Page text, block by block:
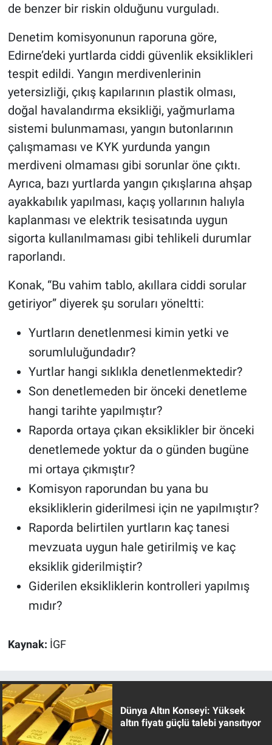
de benzer bir riskin olduğunu vurguladı.
Denetim komisyonunun raporuna göre,
Edirne’deki yurtlarda ciddi güvenlik eksiklikleri
tespit edildi. Yangın merdivenlerinin
yetersizliği, çıkış kapılarının plastik olması,
doğal havalandırma eksikliği, yağmurlama
sistemi bulunmaması, yangın butonlarının
çalışmaması ve KYK yurdunda yangın
merdiveni olmaması gibi sorunlar öne çıktı.
Ayrıca, bazı yurtlarda yangın çıkışlarına ahşap
ayakkabılık yapılması, kaçış yollarının halıyla
kaplanması ve elektrik tesisatında uygun
sigorta kullanılmaması gibi tehlikeli durumlar
raporlandı.
Konak, “Bu vahim tablo, akıllara ciddi sorular
getiriyor” diyerek şu soruları yöneltti:
Yurtların denetlenmesi kimin yetki ve
sorumluluğundadır?
Yurtlar hangi sıklıkla denetlenmektedir?
Son denetlemeden bir önceki denetleme
hangi tarihte yapılmıştır?
Raporda ortaya çıkan eksiklikler bir önceki
denetlemede yoktur da o günden bugüne
mi ortaya çıkmıştır?
Komisyon raporundan bu yana bu
eksikliklerin giderilmesi için ne yapılmıştır?
Raporda belirtilen yurtların kaç tanesi
mevzuata uygun hale getirilmiş ve kaç
eksiklik giderilmiştir?
Giderilen eksikliklerin kontrolleri yapılmış
mıdır?
Kaynak: İGF
Dünya Altın Konseyi: Yüksek
altın fiyatı güçlü talebi yansıtıyor